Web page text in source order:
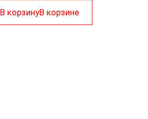
В корзинуВ корзине